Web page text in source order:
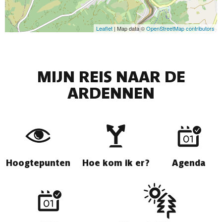
Leaflet | Map data ©OpenStreetMap contributors
MIJN REIS NAAR DE
ARDENNEN
Hoogtepunten Hoe kom ik er? Agenda